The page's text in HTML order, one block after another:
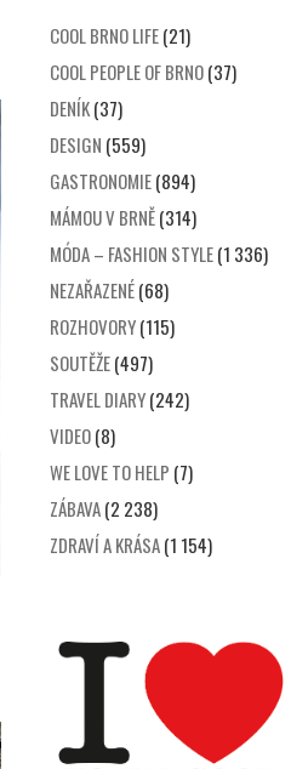
COOL BRNO LIFE(21)
COOL PEOPLE OF BRNO(37)
DENÍK(37)
DESIGN (559)
GASTRONOMIE(894)
MÁMOU V BRNĚ(314)
MÓDA – FASHION STYLE(1 336)
NEZAŘAZENÉ(68)
ROZHOVORY(115)
SOUTĚŽE(497)
TRAVEL DIARY(242)
VIDEO(8)
WE LOVE TO HELP (7)
ZÁBAVA(2 238)
ZDRAVÍ A KRÁSA(1 154)